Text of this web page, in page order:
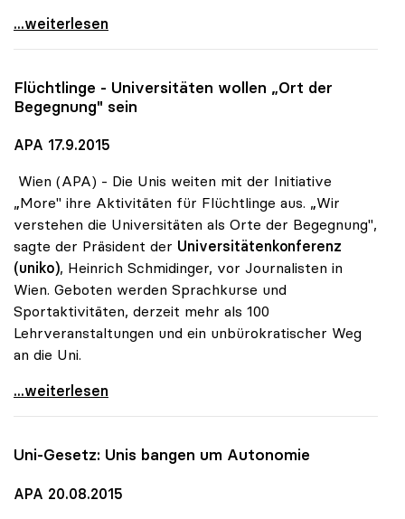
Schmidinger zu Uni-Zugang: Kernfrage trotz
...weiterlesen
Flüchtlinge - Universitäten wollen „Ort der
Begegnung" sein
APA 17.9.2015
Wien (APA) - Die Unis weiten mit der Initiative
„More" ihre Aktivitäten für Flüchtlinge aus. „Wir
verstehen die Universitäten als Orte der Begegnung",
sagte der Präsident der Universitätenkonferenz
(uniko), Heinrich Schmidinger, vor Journalisten in
Wien. Geboten werden Sprachkurse und
Sportaktivitäten, derzeit mehr als 100
Lehrveranstaltungen und ein unbürokratischer Weg
an die Uni.
Flüchtlinge - Universitäten wollen „Ort der
...weiterlesen
Uni-Gesetz: Unis bangen um Autonomie
APA 20.08.2015